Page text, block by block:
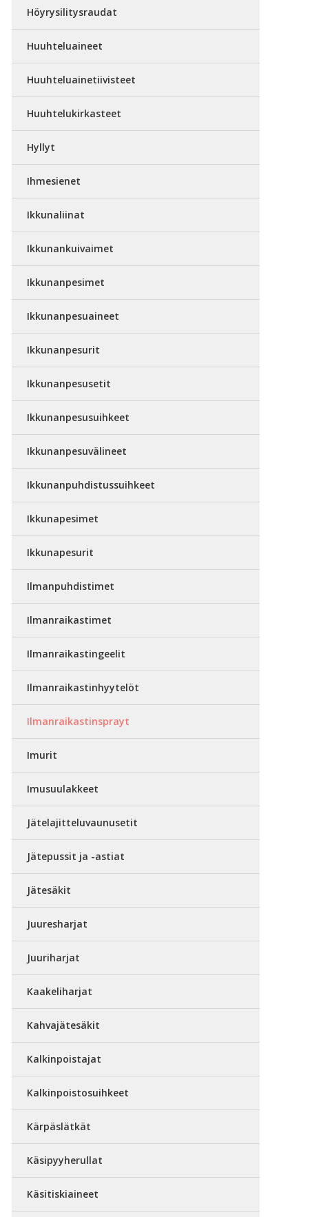
Höyrysilitysraudat
Huuhteluaineet
Huuhteluainetiivisteet
Huuhtelukirkasteet
Hyllyt
Ihmesienet
Ikkunaliinat
Ikkunankuivaimet
Ikkunanpesimet
Ikkunanpesuaineet
Ikkunanpesurit
Ikkunanpesusetit
Ikkunanpesusuihkeet
Ikkunanpesuvälineet
Ikkunanpuhdistussuihkeet
Ikkunapesimet
Ikkunapesurit
Ilmanpuhdistimet
Ilmanraikastimet
Ilmanraikastingeelit
Ilmanraikastinhyytelöt
Ilmanraikastinsprayt
Imurit
Imusuulakkeet
Jätelajitteluvaunusetit
Jätepussit ja -astiat
Jätesäkit
Juuresharjat
Juuriharjat
Kaakeliharjat
Kahvajätesäkit
Kalkinpoistajat
Kalkinpoistosuihkeet
Kärpäslätkät
Käsipyyherullat
Käsitiskiaineet